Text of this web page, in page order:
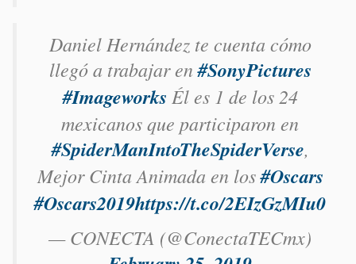
Daniel Hernández te cuenta cómo
llegó a trabajar en#SonyPictures
#Imageworks Él es 1 de los 24
mexicanos que participaron en
#SpiderManIntoTheSpiderVerse,
Mejor Cinta Animada en los#Oscars
#Oscars2019https://t.co/2EIzGzMIu0
— CONECTA (@ConectaTECmx)